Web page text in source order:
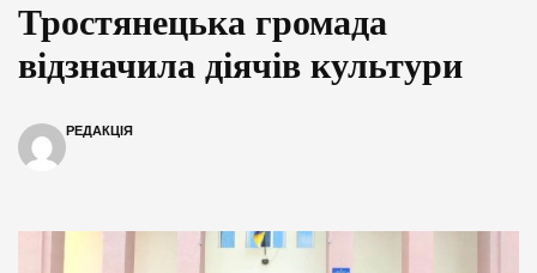
Тростянецька громада
відзначила діячів культури
РЕДАКЦІЯ